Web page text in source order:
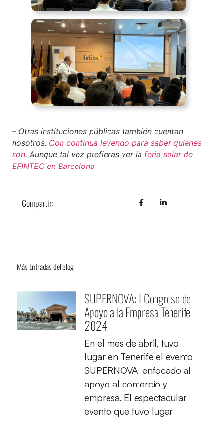
– Otras instituciones públicas también cuentan
nosotros. Con continua leyendo para saber quienes
son. Aunque tal vez prefieras ver la feria solar de
EFINTEC en Barcelona
Compartir:
Más Entradas del blog
SUPERNOVA: I Congreso de
Apoyo a la Empresa Tenerife
2024
En el mes de abril, tuvo
lugar en Tenerife el evento
SUPERNOVA, enfocado al
apoyo al comercio y
empresa. El espectacular
evento que tuvo lugar